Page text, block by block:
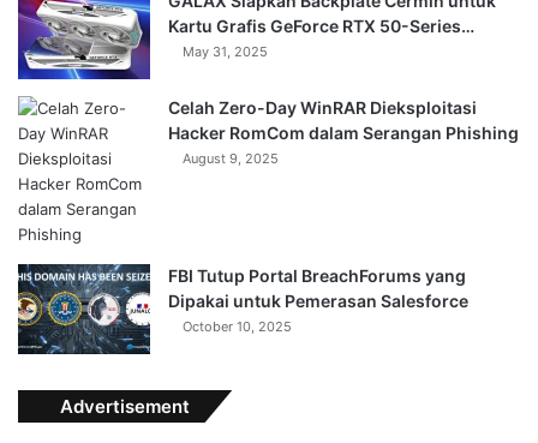
Kartu Grafis GeForce RTX 50-Series…
May 31, 2025
Celah Zero-Day WinRAR Dieksploitasi
Hacker RomCom dalam Serangan Phishing
August 9, 2025
FBI Tutup Portal BreachForums yang
Dipakai untuk Pemerasan Salesforce
October 10, 2025
Advertisement